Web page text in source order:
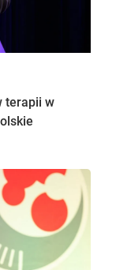
terapii w